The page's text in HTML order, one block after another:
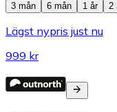
3 mån
6 mån 1 år 2
Lägst nypris just nu
999 kr